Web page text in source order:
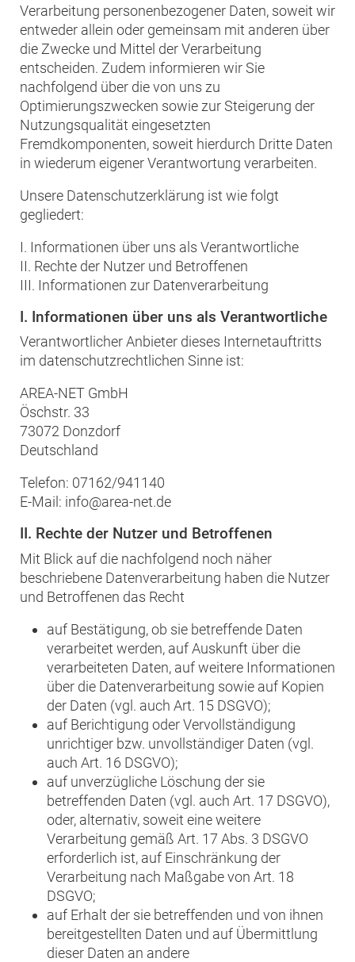
Verarbeitung personenbezogener Daten, soweit wir
entweder allein oder gemeinsam mit anderen über
die Zwecke und Mittel der Verarbeitung
entscheiden. Zudem informieren wir Sie
nachfolgend über die von uns zu
Optimierungszwecken sowie zur Steigerung der
Nutzungsqualität eingesetzten
Fremdkomponenten, soweit hierdurch Dritte Daten
in wiederum eigener Verantwortung verarbeiten.
Unsere Datenschutzerklärung ist wie folgt
gegliedert:
I. Informationen über uns als Verantwortliche
II. Rechte der Nutzer und Betroffenen
III. Informationen zur Datenverarbeitung
I. Informationen über uns als Verantwortliche
Verantwortlicher Anbieter dieses Internetauftritts
im datenschutzrechtlichen Sinne ist:
AREA-NET GmbH
Öschstr. 33
73072 Donzdorf
Deutschland
Telefon: 07162/941140
E-Mail: info@area-net.de
II. Rechte der Nutzer und Betroffenen
Mit Blick auf die nachfolgend noch näher
beschriebene Datenverarbeitung haben die Nutzer
und Betroffenen das Recht
auf Bestätigung, ob sie betreffende Daten
verarbeitet werden, auf Auskunft über die
verarbeiteten Daten, auf weitere Informationen
über die Datenverarbeitung sowie auf Kopien
der Daten (vgl. auch Art. 15 DSGVO);
auf Berichtigung oder Vervollständigung
unrichtiger bzw. unvollständiger Daten (vgl.
auch Art. 16 DSGVO);
auf unverzügliche Löschung der sie
betreffenden Daten (vgl. auch Art. 17 DSGVO),
oder, alternativ, soweit eine weitere
Verarbeitung gemäß Art. 17 Abs. 3 DSGVO
erforderlich ist, auf Einschränkung der
Verarbeitung nach Maßgabe von Art. 18
DSGVO;
auf Erhalt der sie betreffenden und von ihnen
bereitgestellten Daten und auf Übermittlung
dieser Daten an andere